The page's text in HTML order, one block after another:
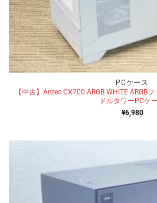
PCケース
【中古】Antec CX700 ARGB WHITE ARGB
ドルタワーPCケ
¥6,980